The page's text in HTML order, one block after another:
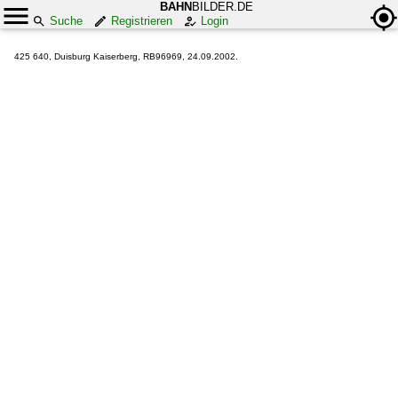
BAHN BILDER.DE
Suche
Registrieren Login
425 640, Duisburg Kaiserberg, RB96969, 24.09.2002.